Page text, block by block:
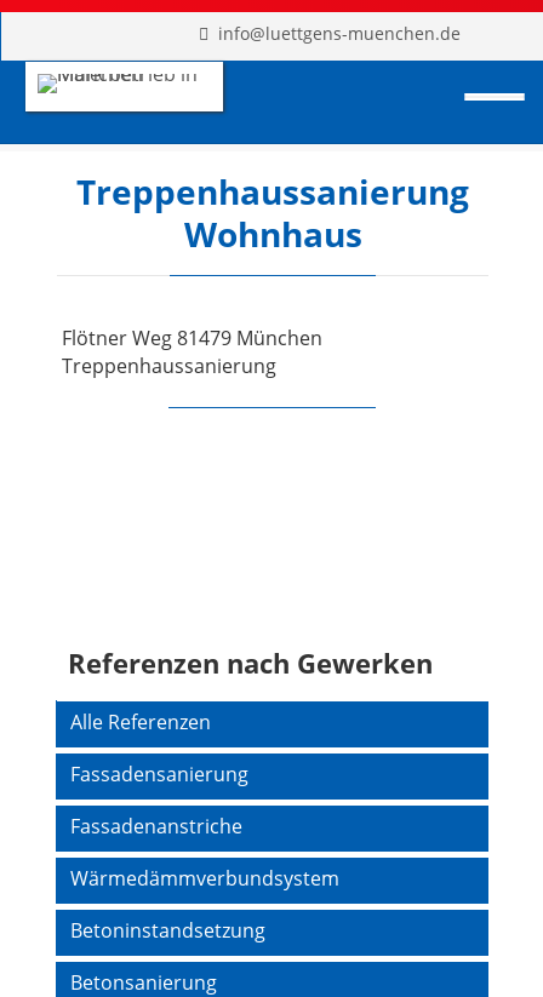
info@luettgens-muenchen.de
Treppenhaussanierung
Wohnhaus
Flötner Weg 81479 München
Treppenhaussanierung
Referenzen nach Gewerken
Navigation
überspringen
Alle Referenzen
Fassadensanierung
Fassadenanstriche
Wärmedämmverbundsystem
Betoninstandsetzung
Betonsanierung